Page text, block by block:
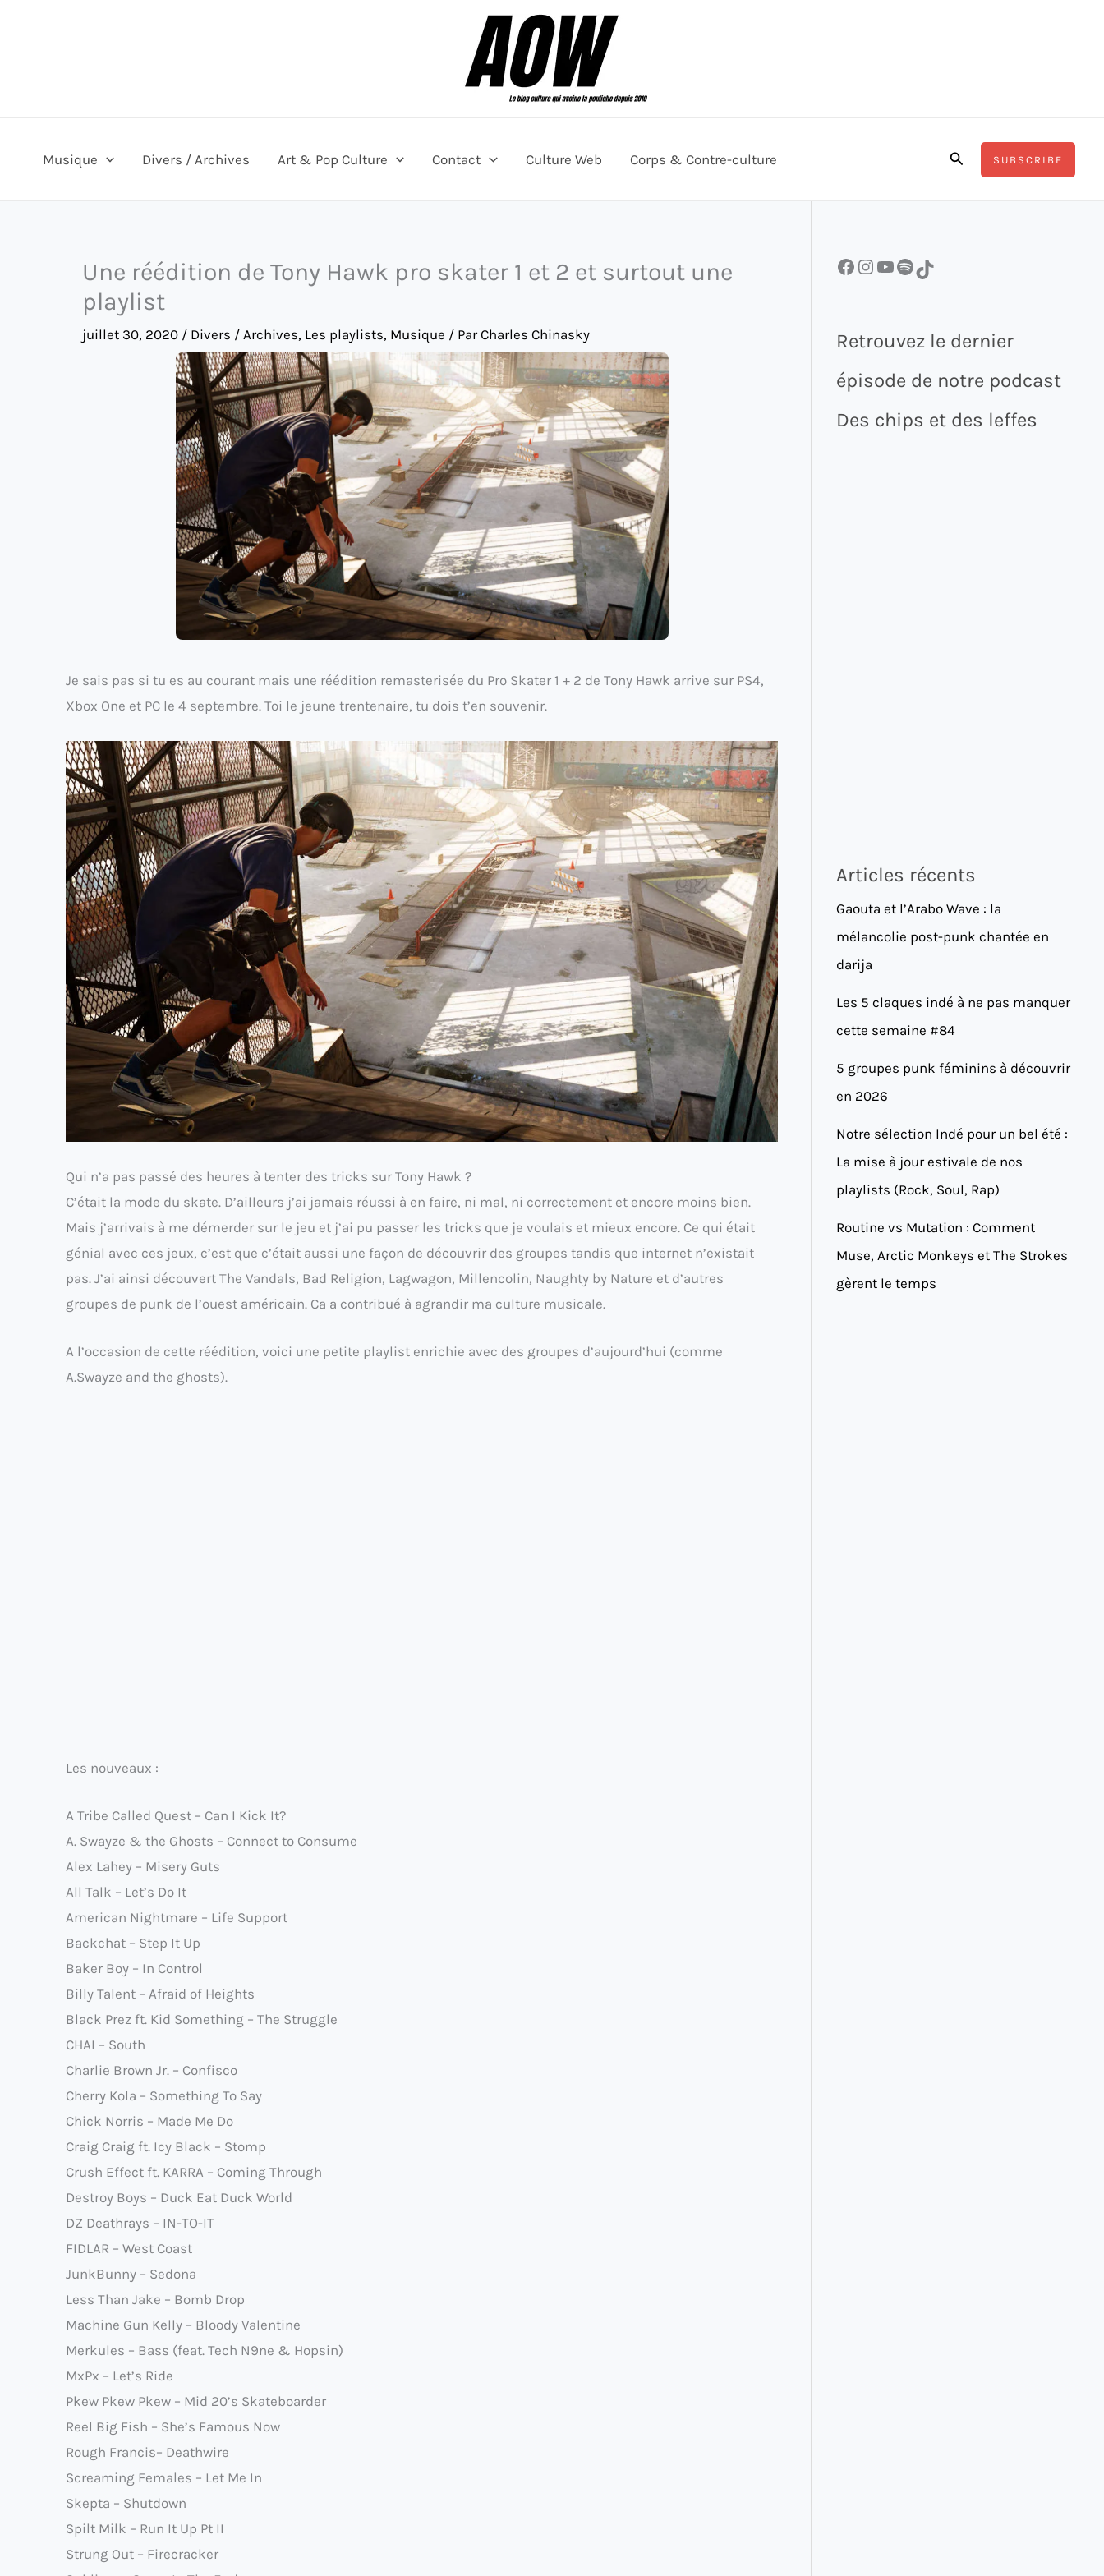
Musique Divers / Archives Art & Pop Culture Contact Culture Web Corps & Contre-culture RechercherSUBSCRIBE
Une réédition de Tony Hawk pro skater 1 et 2 et surtout une
playlist
juillet 30, 2020 / Divers / Archives, Les playlists, Musique / ParCharles Chinasky
Je sais pas si tu es au courant mais une réédition remasterisée du Pro Skater 1 + 2 de Tony Hawk arrive sur PS4,
Xbox One et PC le 4 septembre. Toi le jeune trentenaire, tu dois t’en souvenir.
Qui n’a pas passé des heures à tenter des tricks sur Tony Hawk ?
C’était la mode du skate. D’ailleurs j’ai jamais réussi à en faire, ni mal, ni correctement et encore moins bien.
Mais j’arrivais à me démerder sur le jeu et j’ai pu passer les tricks que je voulais et mieux encore. Ce qui était
génial avec ces jeux, c’est que c’était aussi une façon de découvrir des groupes tandis que internet n’existait
pas. J’ai ainsi découvert The Vandals, Bad Religion, Lagwagon, Millencolin, Naughty by Nature et d’autres
groupes de punk de l’ouest américain. Ca a contribué à agrandir ma culture musicale.
A l’occasion de cette réédition, voici une petite playlist enrichie avec des groupes d’aujourd’hui (comme
A.Swayze and the ghosts).
Les nouveaux :
A Tribe Called Quest – Can I Kick It?
A. Swayze & the Ghosts – Connect to Consume
Alex Lahey – Misery Guts
All Talk – Let’s Do It
American Nightmare – Life Support
Backchat – Step It Up
Baker Boy – In Control
Billy Talent – Afraid of Heights
Black Prez ft. Kid Something – The Struggle
CHAI – South
Charlie Brown Jr. – Confisco
Cherry Kola – Something To Say
Chick Norris – Made Me Do
Craig Craig ft. Icy Black – Stomp
Crush Effect ft. KARRA – Coming Through
Destroy Boys – Duck Eat Duck World
DZ Deathrays – IN-TO-IT
FIDLAR – West Coast
JunkBunny – Sedona
Less Than Jake – Bomb Drop
Machine Gun Kelly – Bloody Valentine
Merkules – Bass (feat. Tech N9ne & Hopsin)
MxPx – Let’s Ride
Pkew Pkew Pkew – Mid 20’s Skateboarder
Reel Big Fish – She’s Famous Now
Rough Francis– Deathwire
Screaming Females – Let Me In
Skepta – Shutdown
Spilt Milk – Run It Up Pt II
Strung Out – Firecracker
Facebook InstagramYouTube Spotify TikTok
Retrouvez le dernier
épisode de notre podcast
Des chips et des leffes
Articles récents
Gaouta et l’Arabo Wave : la
mélancolie post-punk chantée en
darija
Les 5 claques indé à ne pas manquer
cette semaine #84
5 groupes punk féminins à découvrir
en 2026
Notre sélection Indé pour un bel été :
La mise à jour estivale de nos
playlists (Rock, Soul, Rap)
Routine vs Mutation : Comment
Muse, Arctic Monkeys et The Strokes
gèrent le temps